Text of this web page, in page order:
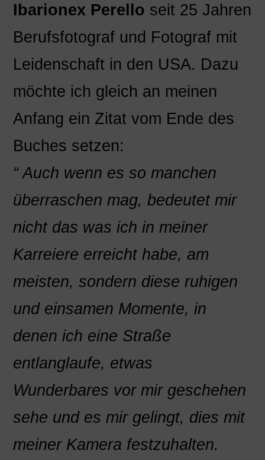
Ibarionex Perello seit 25 Jahren
Berufsfotograf und Fotograf mit
Leidenschaft in den USA. Dazu
möchte ich gleich an meinen
Anfang ein Zitat vom Ende des
Buches setzen:
“ Auch wenn es so manchen
überraschen mag, bedeutet mir
nicht das was ich in meiner
Karreiere erreicht habe, am
meisten, sondern diese ruhigen
und einsamen Momente, in
denen ich eine Straße
entlanglaufe, etwas
Wunderbares vor mir geschehen
sehe und es mir gelingt, dies mit
meiner Kamera festzuhalten.